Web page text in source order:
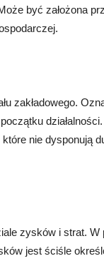
być założona
zakładowego.
nie dysponują
zysków i strat.
jest ściśle